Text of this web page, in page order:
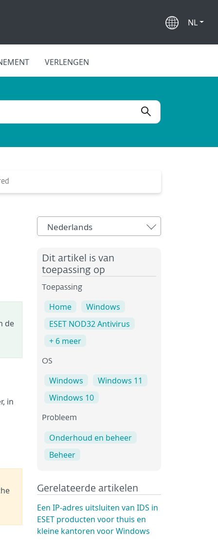
NL
VERLENGEN
de
in
Nederlands
Dit artikel is van
toepassing op
Toepassing
Home
Windows
ESET NOD32 Antivirus
+ 6 meer
OS
Windows
Windows 11
Windows 10
Probleem
Onderhoud en beheer
Beheer
Gerelateerde artikelen
Een IP-adres uitsluiten van IDS in
ESET producten voor thuis en
kleine kantoren voor Windows